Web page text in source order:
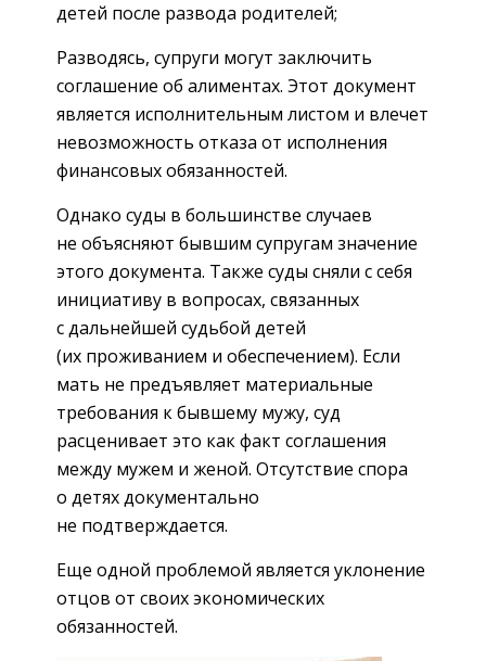
детей после развода родителей;
Разводясь, супруги могут заключить
соглашение об алиментах. Этот документ
является исполнительным листом и влечет
невозможность отказа от исполнения
финансовых обязанностей.
Однако суды в большинстве случаев
не объясняют бывшим супругам значение
этого документа. Также суды сняли с себя
инициативу в вопросах, связанных
с дальнейшей судьбой детей
(их проживанием и обеспечением). Если
мать не предъявляет материальные
требования к бывшему мужу, суд
расценивает это как факт соглашения
между мужем и женой. Отсутствие спора
о детях документально
не подтверждается.
Еще одной проблемой является уклонение
отцов от своих экономических
обязанностей.